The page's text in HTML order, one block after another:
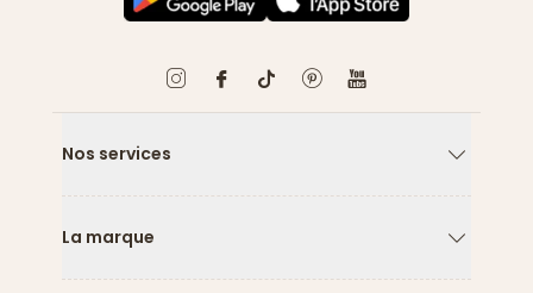
Nos services
La marque